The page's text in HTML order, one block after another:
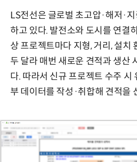
LS전선은 글로벌 초고압·해저·
하고 있다. 발전소와 도시를 연결
상 프로젝트마다 지형, 거리, 설치
두 달라 매번 새로운 견적과 생산
다. 따라서 신규 프로젝트 수주 시
부 데이터를 작성·취합해 견적을